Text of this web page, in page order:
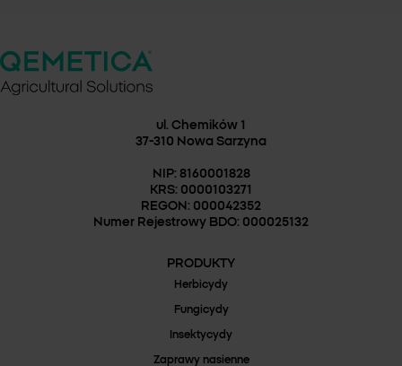
ul. Chemików 1
37-310 Nowa Sarzyna
NIP: 8160001828
KRS: 0000103271
REGON: 000042352
Numer Rejestrowy BDO: 000025132
PRODUKTY
Herbicydy
Fungicydy
Insektycydy
Zaprawy nasienne